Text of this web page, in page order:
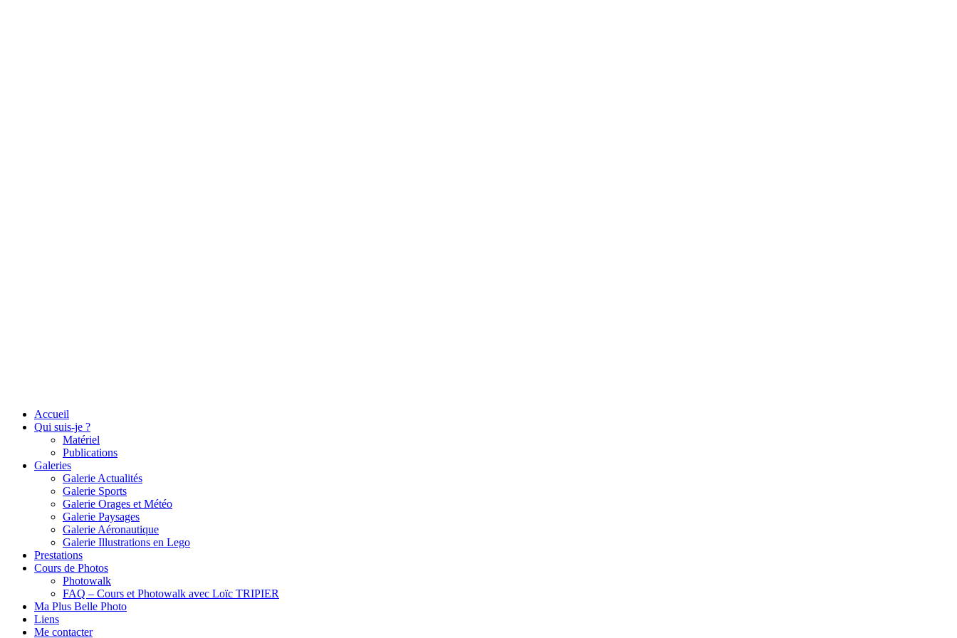
Accueil
Qui suis-je ?
Matériel
Publications
Galeries
Galerie Actualités
Galerie Sports
Galerie Orages et Météo
Galerie Paysages
Galerie Aéronautique
Galerie Illustrations en Lego
Prestations
Cours de Photos
Photowalk
FAQ – Cours et Photowalk avec Loïc TRIPIER
Ma Plus Belle Photo
Liens
Me contacter